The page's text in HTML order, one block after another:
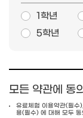
1학년
5학년
모든 약관에 동
유료체험 이용약관(필수
용(필수) 에 대해 모두 동